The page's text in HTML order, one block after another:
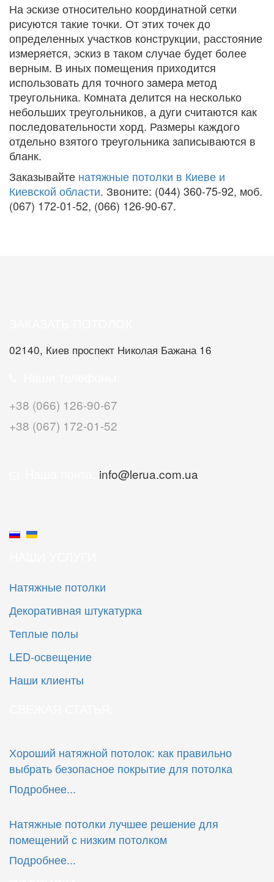
На эскизе относительно координатной сетки
рисуются такие точки. От этих точек до
определенных участков конструкции, расстояние
измеряется, эскиз в таком случае будет более
верным. В иных помещения приходится
использовать для точного замера метод
треугольника. Комната делится на несколько
небольших треугольников, а дуги считаются как
последовательности хорд. Размеры каждого
отдельно взятого треугольника записываются в
бланк.
Заказывайте натяжные потолки в Киеве и
Киевской области. Звоните: (044) 360-75-92, моб.
(067) 172-01-52, (066) 126-90-67.
02140, Киев проспект Николая Бажана 16
+38 (066) 126-90-67
+38 (067) 172-01-52
info@lerua.com.ua
Натяжные потолки
Декоративная штукатурка
Теплые полы
LED-освещение
Наши клиенты
Хороший натяжной потолок: как правильно
выбрать безопасное покрытие для потолка
Подробнее...
Натяжные потолки лучшее решение для
помещений с низким потолком
Подробнее...